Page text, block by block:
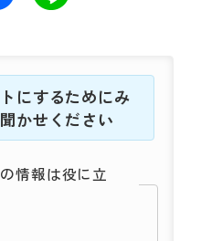
にするためにみ
かせください
情報は役に立